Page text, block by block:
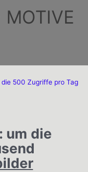
500 Zugriffe pro Tag
um die